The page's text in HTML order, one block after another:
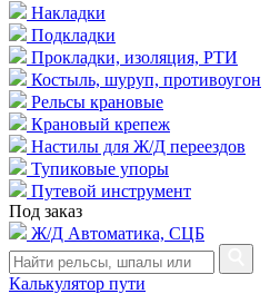
Накладки
Подкладки
Прокладки, изоляция, РТИ
Костыль, шуруп, противоугон
Рельсы крановые
Крановый крепеж
Настилы для Ж/Д переездов
Тупиковые упоры
Путевой инструмент
Под заказ
Ж/Д Автоматика, СЦБ
Калькулятор пути